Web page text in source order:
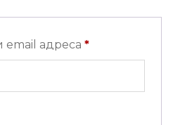
email адреса *